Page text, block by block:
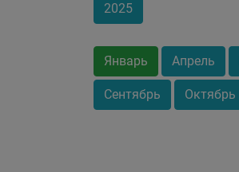
2025
Январь Апрель
Сентябрь Октябрь